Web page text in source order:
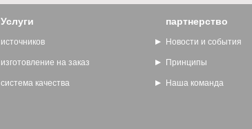
Услуги
источников
изготовление на заказ
система качества
партнерство
Новости и события
Принципы
Наша команда